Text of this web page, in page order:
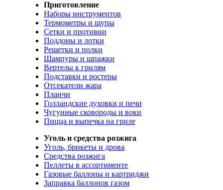
Приготовление
Наборы инструментов
Термометры и щупы
Сетки и противни
Поддоны и лотки
Решетки и полки
Шампуры и шпажки
Вертелы к грилям
Подставки и ростеры
Отсекатели жара
Планчи
Голландские духовки и печи
Чугунные сковороды и воки
Пицца и выпечка на гриле
Уголь и средства розжига
Уголь, брикеты и дрова
Средства розжига
Пеллеты в ассортименте
Газовые баллоны и картриджи
Заправка баллонов газом